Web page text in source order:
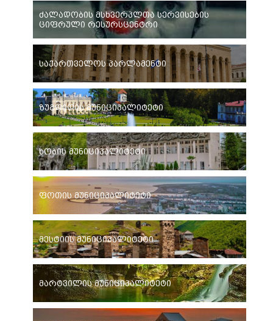
ძალადობის მსხვერპლთა სერვისების
ციფრული რესურსცენტრი
საქართველოს პარლამენტი
ზუგდიდის მუნიციპალიტეტი
ხობის მუნიციპალიტეტი
ფოთის მუნიციპალიტეტი
მესტიის მუნიციპალიტეტი
მარტვილის მუნიციპალიტეტი